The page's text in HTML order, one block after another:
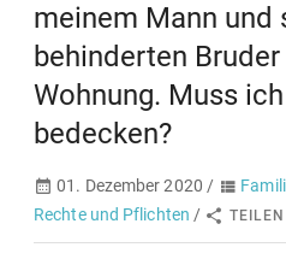
meinem Mann und
behinderten
Wohnung. Muss
bedecken?
01. Dezember 2020 /
Rechte und Pflichten / TEILEN